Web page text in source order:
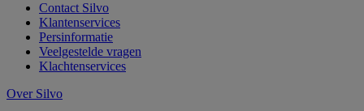
Contact Silvo
Klantenservices
Persinformatie
Veelgestelde vragen
Klachtenservices
Over Silvo